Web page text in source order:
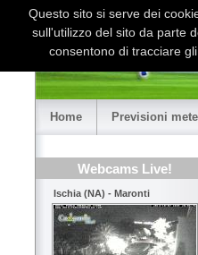
Home Previsioni
Webcams Live!
Ischia (NA) - Maronti
Questo sito si serve dei
sull'utilizzo del sito da parte
consentono di tracciare